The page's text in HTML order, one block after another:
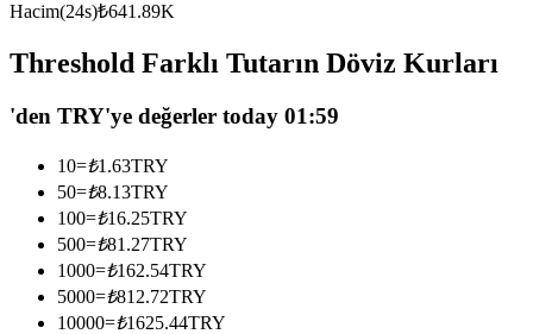
En iyi traderlarla güçlerinizi birleştirin
Kopya Tüccarı Olun
Kâr paylaşımı ve kopya ticaret komisyonlarının tadını çıkarın
Hacim(24s)₺641.89K
Threshold Farklı Tutarın Döviz Kurları
'den TRY'ye değerler today 01:59
10=₺1.63TRY
50=₺8.13TRY
100=₺16.25TRY
500=₺81.27TRY
1000=₺162.54TRY
5000=₺812.72TRY
10000=₺1625.44TRY